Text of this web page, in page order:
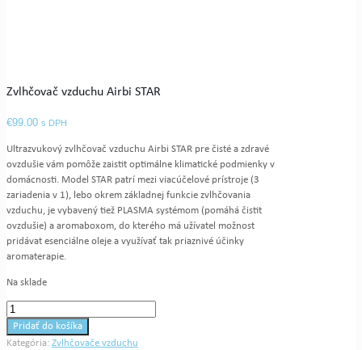
Zvlhčovač vzduchu Airbi STAR
€99.00 s DPH
Ultrazvukový zvlhčovač vzduchu Airbi STAR pre čisté a zdravé
ovzdušie vám pomôže zaistit optimálne klimatické podmienky v
domácnosti. Model STAR patrí mezi viacúčelové prístroje (3
zariadenia v 1), lebo okrem základnej funkcie zvlhčovania
vzduchu, je vybavený tiež PLASMA systémom (pomáhá čistit
ovzdušie) a aromaboxom, do kterého má užívatel možnost
pridávat esenciálne oleje a využívať tak priaznivé účinky
aromaterapie.
Na sklade
množstvo
Zvlhčovač
vzduchu
Pridať do košíka
Kategória: Zvlhčovače vzduchu